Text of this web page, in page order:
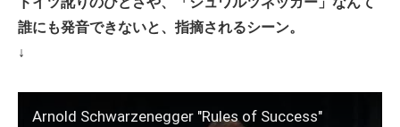
誰にも発音できないと、指摘されるシーン。
↓
Arnold Schwarzenegger "Rules of Success"